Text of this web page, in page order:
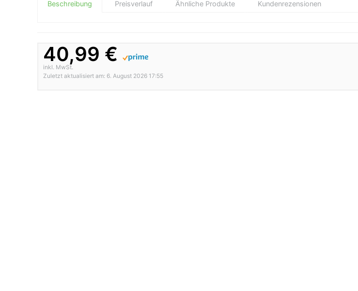
Beschreibung Preisverlauf Ähnliche Produkte Kundenrezensionen
40,99 €
inkl. MwSt.
Zuletzt aktualisiert am: 6. August 2026 17:55